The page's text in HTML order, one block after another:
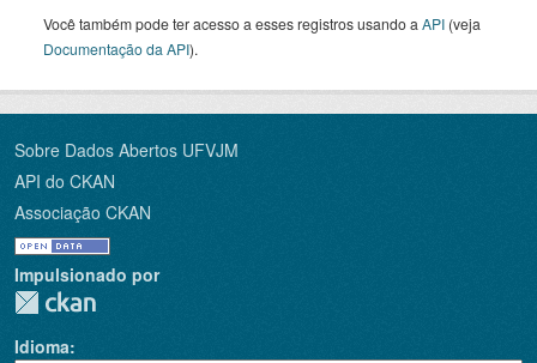
Você também pode ter acesso a esses registros usando a API (veja
Documentação da API).
Sobre Dados Abertos UFVJM
API do CKAN
Associação CKAN
Impulsionado por
Idioma